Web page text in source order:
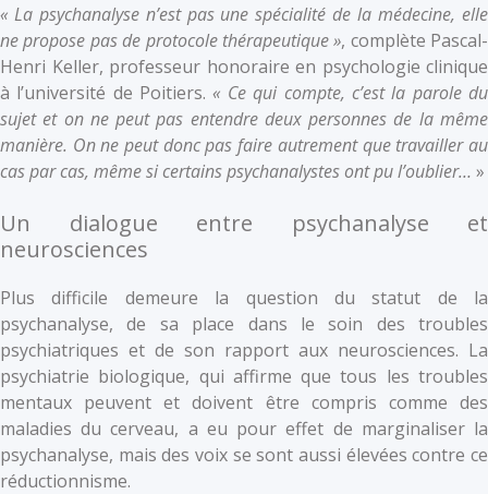
« La psychanalyse n’est pas une spécialité de la médecine, elle
ne propose pas de protocole thérapeutique », complète Pascal-
Henri Keller, professeur honoraire en psychologie clinique
à l’université de Poitiers.« Ce qui compte, c’est la parole du
sujet et on ne peut pas entendre deux personnes de la même
manière. On ne peut donc pas faire autrement que travailler au
cas par cas, même si certains psychanalystes ont pu l’oublier… »
Un dialogue entre psychanalyse et
neurosciences
Plus difficile demeure la question du statut de la
psychanalyse, de sa place dans le soin des troubles
psychiatriques et de son rapport aux neurosciences. La
psychiatrie biologique, qui affirme que tous les troubles
mentaux peuvent et doivent être compris comme des
maladies du cerveau, a eu pour effet de marginaliser la
psychanalyse, mais des voix se sont aussi élevées contre ce
réductionnisme.